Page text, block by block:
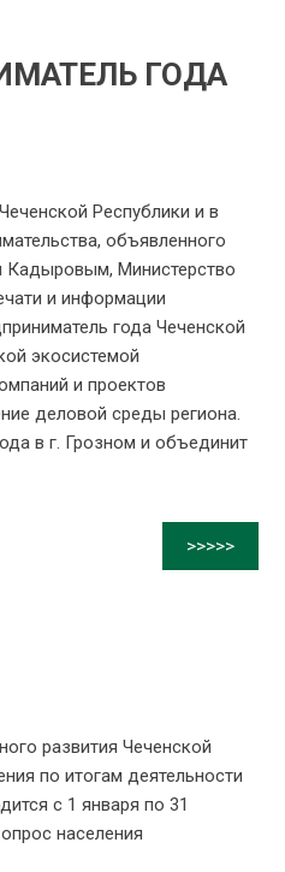
ГОДА
Республики и в
объявленного
Кадыровым, Министерство
и информации
года Чеченской
экосистемой
и проектов
деловой среды региона.
в г. Грозном и объединит
>>>>>
развития Чеченской
по итогам деятельности
с 1 января по 31
населения